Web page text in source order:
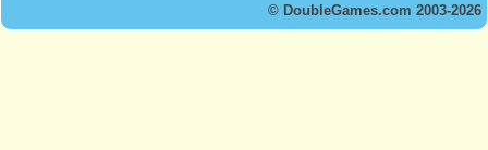
© DoubleGames.com 2003-2026